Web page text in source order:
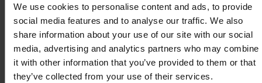
We use cookies to personalise content and ads, to provide
social media features and to analyse our traffic. We also
share information about your use of our site with our social
media, advertising and analytics partners who may combine
it with other information that you’ve provided to them or that
they’ve collected from your use of their services.
Lengte 10.6 cm
Gerelateerde producten